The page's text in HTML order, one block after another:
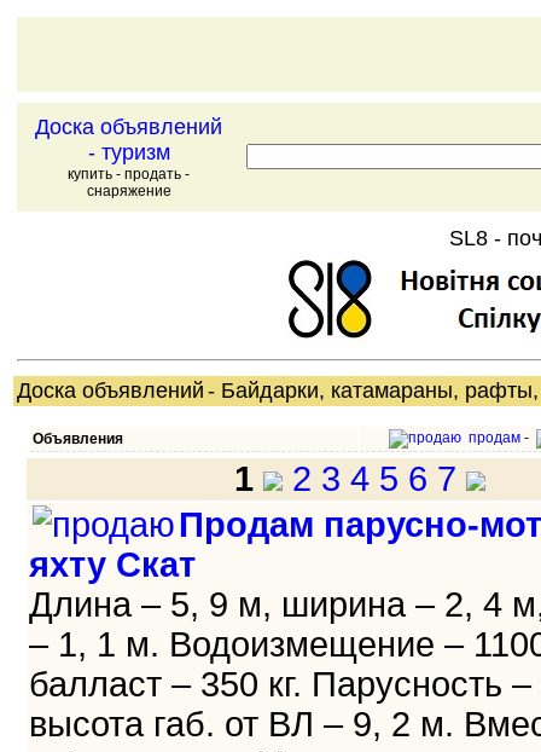
Доска объявлений
- туризм
купить - продать -
снаряжение
SL8 -
Доска объявлений - Байдарки, катамараны,
Объявления продам -
1 2 3 4 5 6 7
Продам парусно-
яхту Скат
Длина – 5, 9 м, ширина – 2, 4
– 1, 1 м. Водоизмещение – 1100
балласт – 350 кг. Парусность
высота габ. от ВЛ – 9, 2 м.